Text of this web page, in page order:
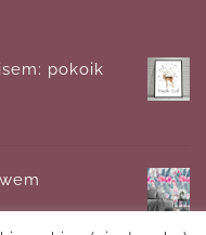
pokoik